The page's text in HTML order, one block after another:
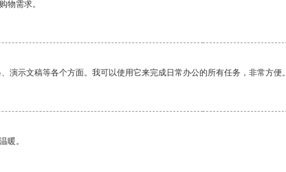
物需求。
演示文稿等各个方面。我可以使用它来完成日常办公的所有任务，非常方便。
暖。